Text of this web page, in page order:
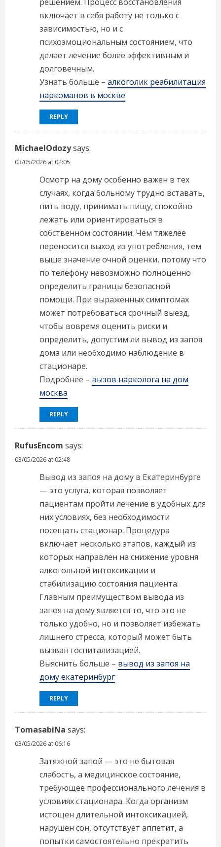
включает в себя работу не только с
зависимостью, но и с
психоэмоциональным состоянием, что
делает лечение более эффективным и
долговечным.
Узнать больше – алкоголик реабилитация
наркоманов в москве
REPLY
MichaelOdozysays:
03/05/2026 at 02:05
Осмотр на дому особенно важен в тех
случаях, когда больному трудно вставать,
пить воду, принимать пищу, спокойно
лежать или ориентироваться в
собственном состоянии. Чем тяжелее
переносится выход из употребления, тем
выше значение очной оценки, потому что
по телефону невозможно полноценно
определить границы безопасной
помощи. При выраженных симптомах
может потребоваться срочный выезд,
чтобы вовремя оценить риски и
определить, допустим ли вывод из запоя
дома или необходимо наблюдение в
стационаре.
Подробнее – вызов нарколога на дом
москва
REPLY
RufusEncom says:
03/05/2026 at 02:48
Вывод из запоя на дому в Екатеринбурге
— это услуга, которая позволяет
пациентам пройти лечение в удобных для
них условиях, без необходимости
посещать стационар. Процедура
включает несколько этапов, каждый из
которых направлен на снижение уровня
алкогольной интоксикации и
стабилизацию состояния пациента.
Главным преимуществом вывода из
запоя на дому является то, что это не
только удобно, но и позволяет избежать
лишнего стресса, который может быть
вызван госпитализацией.
Выяснить больше – вывод из запоя на
дому екатеринбург
REPLY
TomasabiNa says:
03/05/2026 at 06:16
Затяжной запой — это не бытовая
слабость, а медицинское состояние,
требующее профессионального лечения в
условиях стационара. Когда организм
истощен длительной интоксикацией,
нарушен сон, отсутствует аппетит, а
попытки самостоятельно прекратить